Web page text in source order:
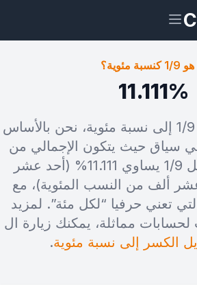
مئوية؟
11.111%
عندما نحول الكسر 1/9 إلى نسبة مئوية، نحن بالأساس
سياق حيث يتكون الإجمالي من
مئة جزء. هذا يجعل 1/9 يساوي 11.111% (أحد عشر
ألف من النسب المئوية)، مع
تعني حرفيا “لكل مئة”. لمزيد
لحسابات مماثلة، يمكنك زيارة ال
الكسر إلى نسبة مئوية.